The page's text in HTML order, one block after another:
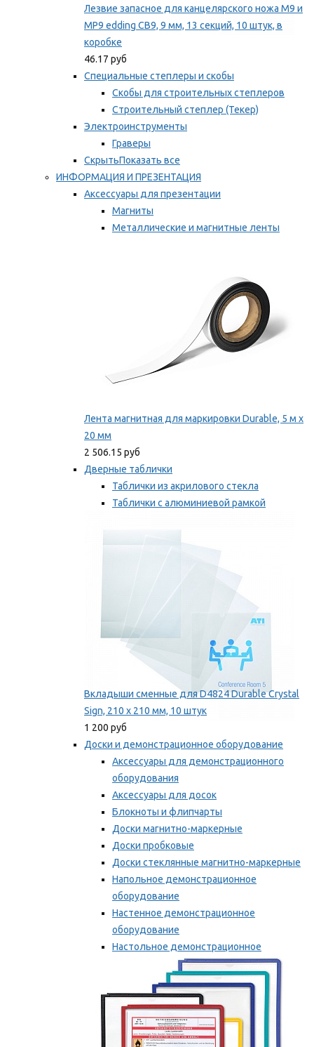
Лезвие запасное для канцелярского ножа M9 и
MP9 edding CB9, 9 мм, 13 секций, 10 штук, в
коробке
46.17 руб
Специальные степлеры и скобы
Скобы для строительных степлеров
Строительный степлер (Текер)
Электроинструменты
Граверы
СкрытьПоказать все
ИНФОРМАЦИЯ И ПРЕЗЕНТАЦИЯ
Аксессуары для презентации
Магниты
Металлические и магнитные ленты
Лента магнитная для маркировки Durable, 5 м х
20 мм
2 506.15 руб
Дверные таблички
Таблички из акрилового стекла
Таблички с алюминиевой рамкой
Вкладыши сменные для D4824 Durable Crystal
Sign, 210 x 210 мм, 10 штук
1 200 руб
Доски и демонстрационное оборудование
Аксессуары для демонстрационного
оборудования
Аксессуары для досок
Блокноты и флипчарты
Доски магнитно-маркерные
Доски пробковые
Доски стеклянные магнитно-маркерные
Напольное демонстрационное
оборудование
Настенное демонстрационное
оборудование
Настольное демонстрационное
оборудование
Мы рекомендуем